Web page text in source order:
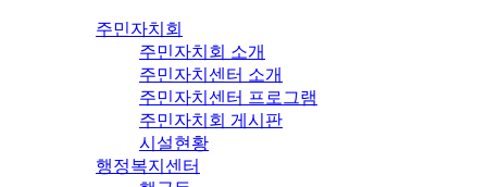
주민자치회
주민자치회 소개
주민자치센터 소개
주민자치센터 프로그램
주민자치회 게시판
시설현황
행정복지센터